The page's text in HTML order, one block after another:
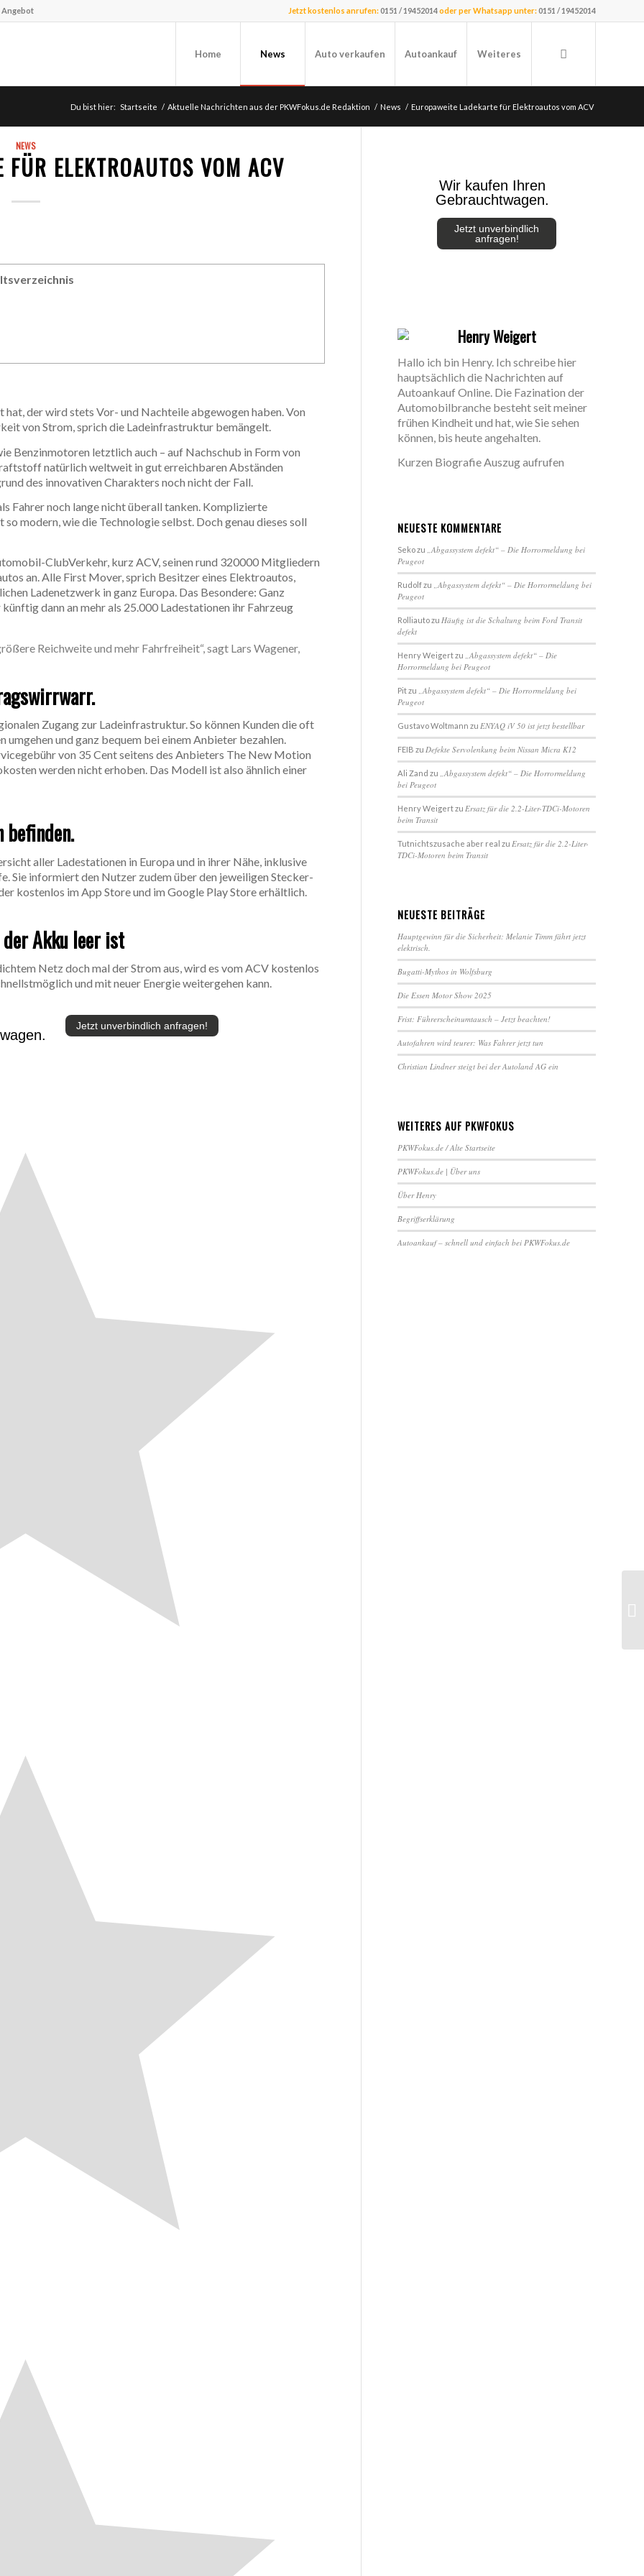
Jetzt kostenlos anrufen:0151 / 19452014oder per Whatsapp unter:0151 / 19452014
Home News Auto verkaufen Autoankauf Weiteres
Du bist hier: Startseite / Aktuelle Nachrichten aus der PKWFokus.de Redaktion / News / Europaweite Ladekarte für Elektroautos vom ACV
NEWS
FÜR ELEKTROAUTOS VOM ACV
der wird stets Vor- und Nachteile abgewogen haben. Von
von Strom, sprich die Ladeinfrastruktur bemängelt.
Benzinmotoren letztlich auch – auf Nachschub in Form von
natürlich weltweit in gut erreichbaren Abständen
des innovativen Charakters noch nicht der Fall.
Fahrer noch lange nicht überall tanken. Komplizierte
modern, wie die Technologie selbst. Doch genau dieses soll
ClubVerkehr, kurz ACV, seinen rund 320000 Mitgliedern
an. Alle First Mover, sprich Besitzer eines Elektroautos,
Ladenetzwerk in ganz Europa. Das Besondere: Ganz
dann an mehr als 25.000 Ladestationen ihr Fahrzeug
Reichweite und mehr Fahrfreiheit“, sagt Lars Wagener,
Zugang zur Ladeinfrastruktur. So können Kunden die oft
und ganz bequem bei einem Anbieter bezahlen.
von 35 Cent seitens des Anbieters The New Motion
werden nicht erhoben. Das Modell ist also ähnlich einer
befinden.
aller Ladestationen in Europa und in ihrer Nähe, inklusive
Sie informiert den Nutzer zudem über den jeweiligen Stecker-
kostenlos im App Store und im Google Play Store erhältlich.
der Akku leer ist
Netz doch mal der Strom aus, wird es vom ACV kostenlos
und mit neuer Energie weitergehen kann.
Jetzt unverbindlich anfragen!
Wir kaufen Ihren
Gebrauchtwagen.
Jetzt unverbindlich
anfragen!
Henry Weigert
Hallo ich bin Henry. Ich schreibe hier
hauptsächlich die Nachrichten auf
Autoankauf Online. Die Fazination der
Automobilbranche besteht seit meiner
frühen Kindheit und hat, wie Sie sehen
können, bis heute angehalten.
Kurzen Biografie Auszug aufrufen
NEUESTE KOMMENTARE
Sekozu
„Abgassystem defekt“ – Die Horrormeldung bei
Peugeot
Rudolfzu
„Abgassystem defekt“ – Die Horrormeldung bei
Peugeot
Rolliautozu Häufig ist die Schaltung beim Ford Transit
defekt
Henry Weigertzu
„Abgassystem defekt“ – Die
Horrormeldung bei Peugeot
Pitzu
„Abgassystem defekt“ – Die Horrormeldung bei
Peugeot
Gustavo Woltmann zu ENYAQ iV 50 ist jetzt bestellbar
FEIB zu Defekte Servolenkung beim Nissan Micra K12
Ali Zand zu
„Abgassystem defekt“ – Die Horrormeldung
bei Peugeot
Henry Weigertzu Ersatz für die 2.2-Liter-TDCi-Motoren
beim Transit
Tutnichtszusache aber real zu Ersatz für die 2.2-Liter-
TDCi-Motoren beim Transit
NEUESTE BEITRÄGE
Hauptgewinn für die Sicherheit: Melanie Timm fährt jetzt
elektrisch.
Bugatti-Mythos in Wolfsburg
Die Essen Motor Show 2025
Frist: Führerscheinumtausch – Jetzt beachten!
Autofahren wird teurer: Was Fahrer jetzt tun
Christian Lindner steigt bei der Autoland AG ein
WEITERES AUF PKWFOKUS
PKWFokus.de / Alte Startseite
PKWFokus.de | Über uns
Über Henry
Begriffserklärung
Autoankauf – schnell und einfach bei PKWFokus.de